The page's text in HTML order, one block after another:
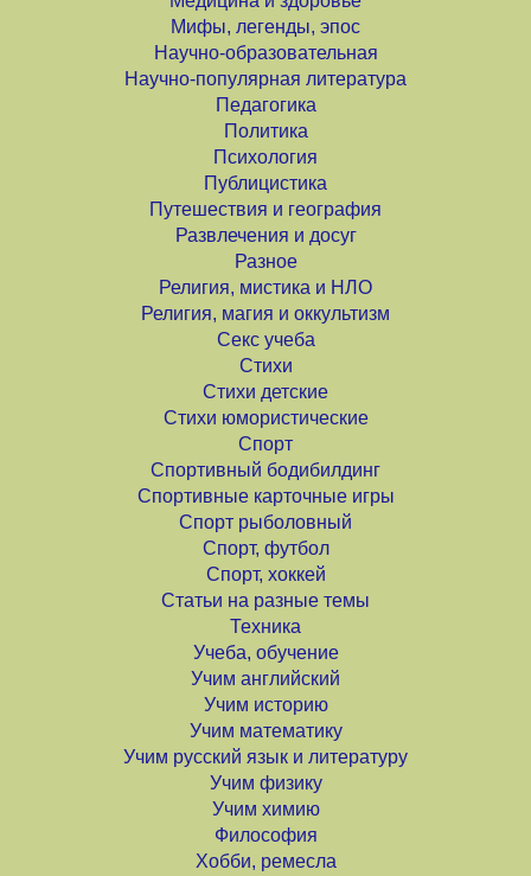
Мифы, легенды, эпос
Научно-образовательная
Научно-популярная литература
Педагогика
Политика
Психология
Публицистика
Путешествия и география
Развлечения и досуг
Разное
Религия, мистика и НЛО
Религия, магия и оккультизм
Секс учеба
Стихи
Стихи детские
Стихи юмористические
Спорт
Спортивный бодибилдинг
Спортивные карточные игры
Спорт рыболовный
Спорт, футбол
Спорт, хоккей
Статьи на разные темы
Техника
Учеба, обучение
Учим английский
Учим историю
Учим математику
Учим русский язык и литературу
Учим физику
Учим химию
Философия
Хобби, ремесла